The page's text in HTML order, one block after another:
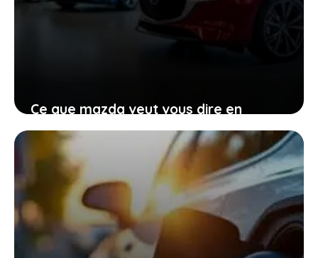
Ce que mazda veut vous dire en
renonçant provisoirement à
l’électrique total
27 janvier 2026